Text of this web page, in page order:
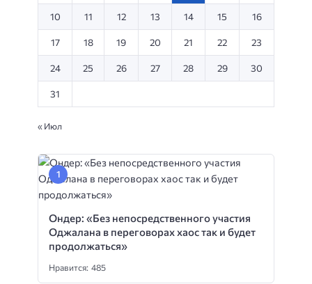
10 11 12 13 14 15 16
17 18 19 20 21 22 23
24 25 26 27 28 29 30
31
« Июл
Ондер: «Без непосредственного участия
Оджалана в переговорах хаос так и будет
продолжаться»
Нравится: 485